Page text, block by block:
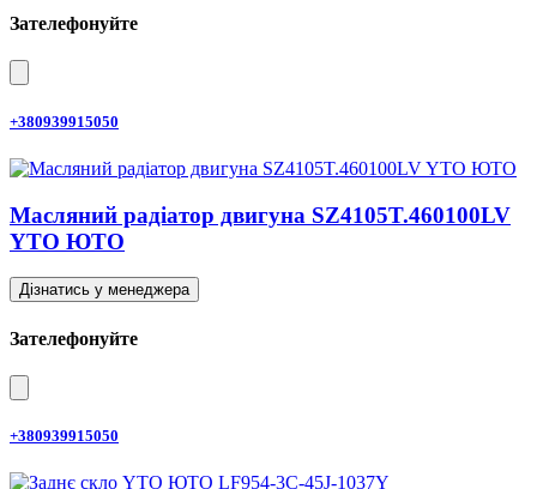
Зателефонуйте
+380939915050
Масляний радіатор двигуна SZ4105T.460100LV
YTO ЮТО
Дізнатись у менеджера
Зателефонуйте
+380939915050